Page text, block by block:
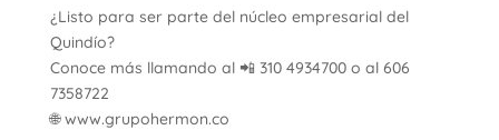
¿Listo para ser parte del núcleo empresarial del
Quindío?
Conoce más llamando al 📲 310 4934700 o al 606
7358722
🌐 www.grupohermon.co